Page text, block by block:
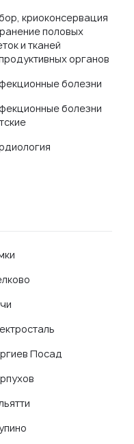
криоконсервация
половых
и тканей
органов
болезни
болезни
Посад